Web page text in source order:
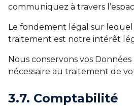
communiquez à travers
Le fondement légal sur lequel
traitement est notre intérêt
Nous conservons vos
nécessaire au traitement de
3.7. Comptabilité